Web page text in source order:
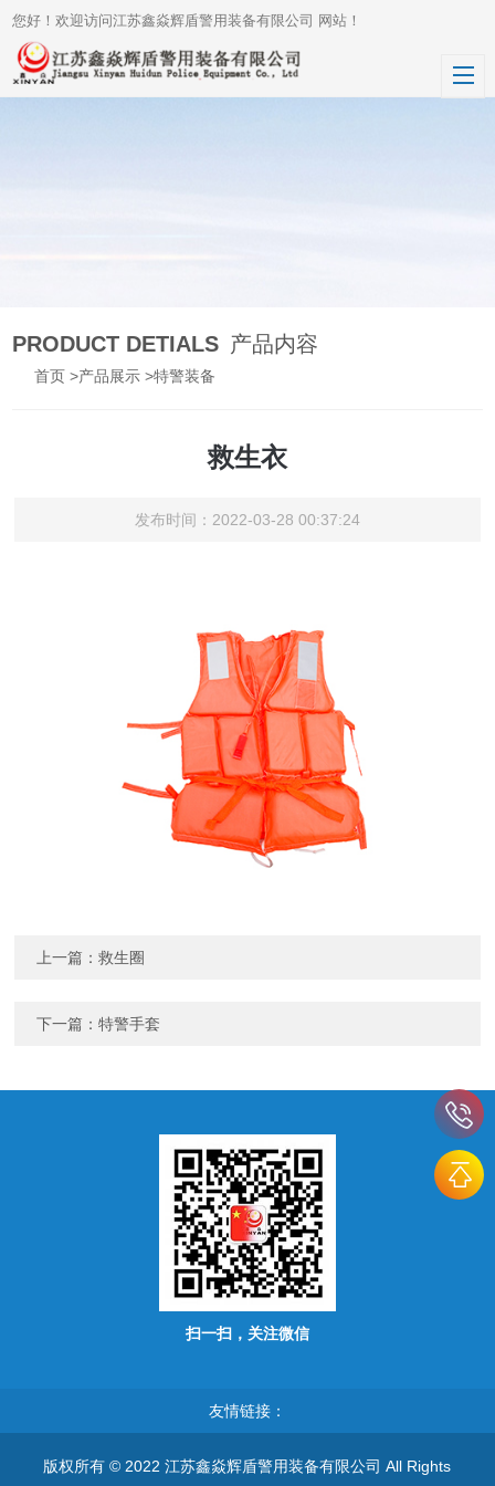
您好！欢迎访问江苏鑫焱辉盾警用装备有限公司 网站！
PRODUCT DETIALS 产品内容
首页 >产品展示 >特警装备
救生衣
发布时间：2022-03-28 00:37:24
上一篇：救生圈
下一篇：特警手套
扫一扫，关注微信
友情链接：
版权所有 © 2022 江苏鑫焱辉盾警用装备有限公司 All Rights